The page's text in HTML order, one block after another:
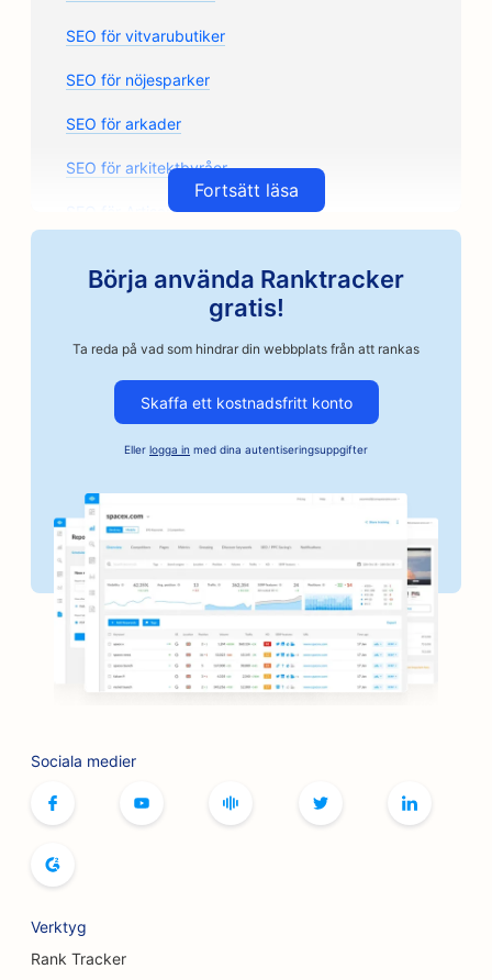
SEO för vitvarubutiker
SEO för nöjesparker
SEO för arkader
SEO för arkitektbyråer
SEO för Artisan Coffee Roasters
SEO för bilverkstäder
SEO för bilverkstäder
SEO för företag inom fordonsindustrin
SEO för bagerier
SEO för frisersalonger
SEO för BBQ-skivor
SEO för butiker
SEO för tjänster inom botox och fillers
SEO för bokhandlare
SEO för bröstförstoringstjänster
Fortsätt läsa
Börja använda Ranktracker
gratis!
Ta reda på vad som hindrar din webbplats från att rankas
Skaffa ett kostnadsfritt konto
Eller logga in med dina autentiseringsuppgifter
Sociala medier
Verktyg
Rank Tracker